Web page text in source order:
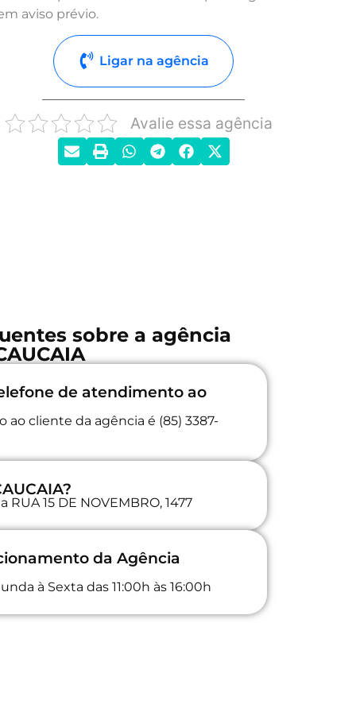
aviso prévio.
Ligar na agência
Avalie essa agência
sobre a agência
de atendimento ao
cliente da agência é (85) 3387-
15 DE NOVEMBRO, 1477
da Agência
à Sexta das 11:00h às 16:00h